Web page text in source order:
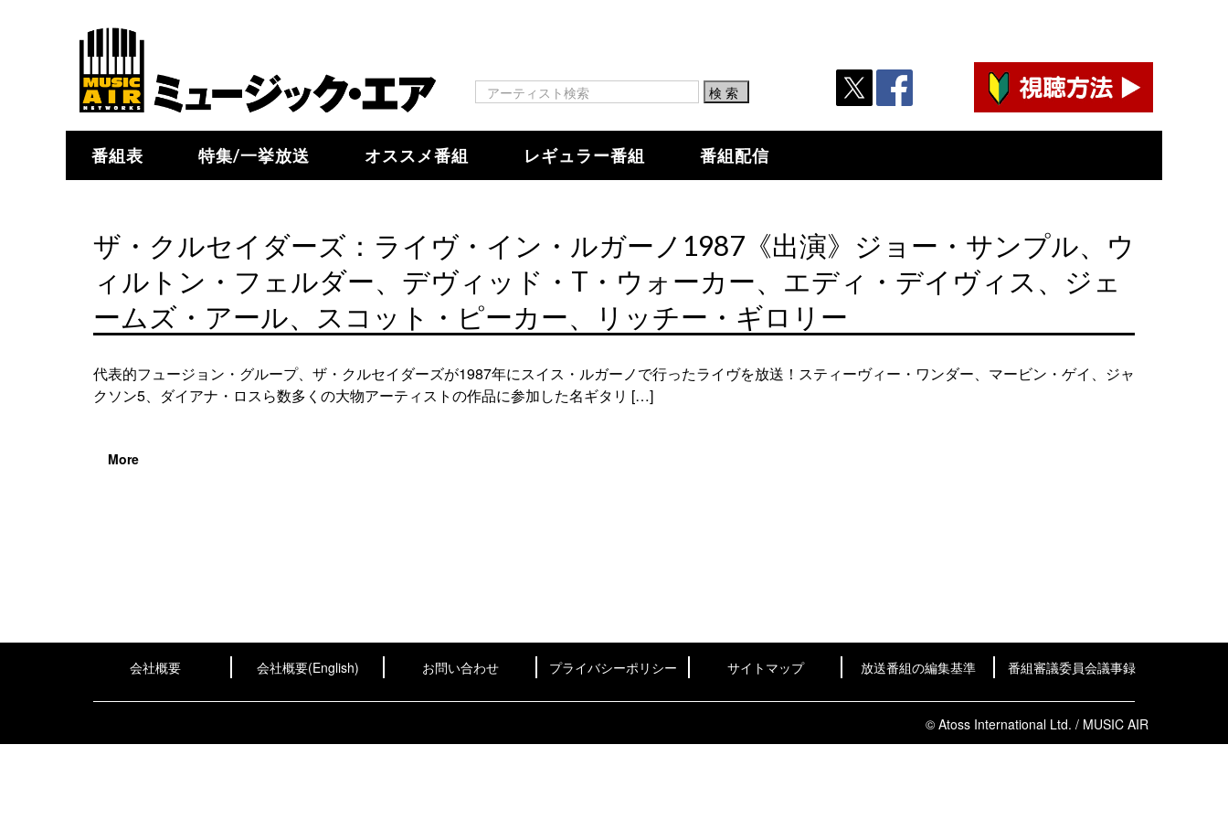
番組表 特集/一挙放送 オススメ番組 レギュラー番組 番組配信
ザ・クルセイダーズ：ライヴ・イン・ルガーノ1987《出演》ジョー・サンプル、ウ
ィルトン・フェルダー、デヴィッド・T・ウォーカー、エディ・デイヴィス、ジェ
ームズ・アール、スコット・ピーカー、リッチー・ギロリー
代表的フュージョン・グループ、ザ・クルセイダーズが1987年にスイス・ルガーノで行ったライヴを放送！スティーヴィー・ワンダー、マービン・ゲイ、ジャ
クソン5、ダイアナ・ロスら数多くの大物アーティストの作品に参加した名ギタリ […]
More
会社概要 会社概要(English) お問い合わせ プライバシーポリシー サイトマップ 放送番組の編集基準 番組審議委員会議事録
© Atoss International Ltd. / MUSIC AIR